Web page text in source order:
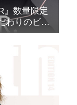
』数量限定
わりのビー